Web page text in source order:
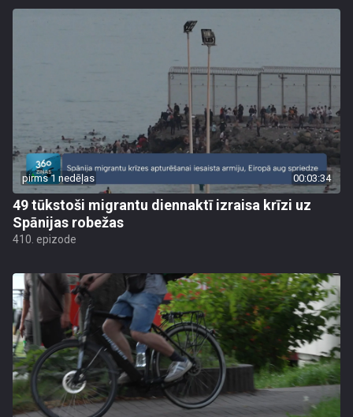
pirms 1 nedēļas 00:03:34
49 tūkstoši migrantu diennaktī izraisa krīzi uz
Spānijas robežas
410. epizode